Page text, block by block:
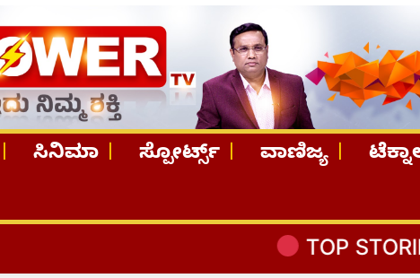
ಸಿನಿಮಾ ಸ್ಪೋರ್ಟ್ಸ್ ವಾಣಿಜ್ಯ
TOP STORIES